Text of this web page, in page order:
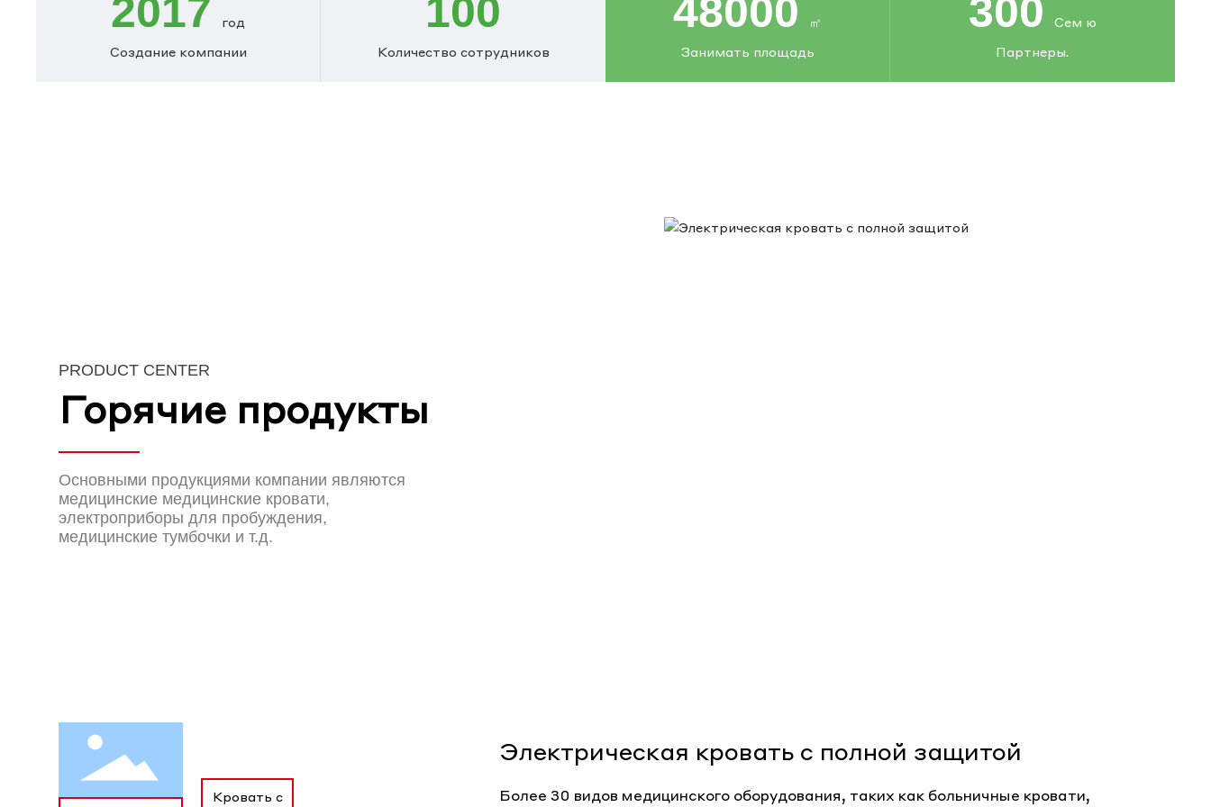
2017
год
Создание компании
100
Количество сотрудников
48000
㎡
Занимать площадь
300
Сем ю
Партнеры.
PRODUCT CENTER
Горячие продукты
Основными продукциями компании являются
медицинские медицинские кровати,
электроприборы для пробуждения,
медицинские тумбочки и т.д.
Кровать с
Электрическая кровать с полной защитой
Более 30 видов медицинского оборудования, таких как больничные кровати,